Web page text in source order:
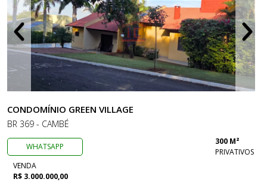
CONDOMÍNIO GREEN VILLAGE
BR 369 - CAMBÉ
WHATSAPP
300 M²
PRIVATIVOS
VENDA
R$ 3.000.000,00